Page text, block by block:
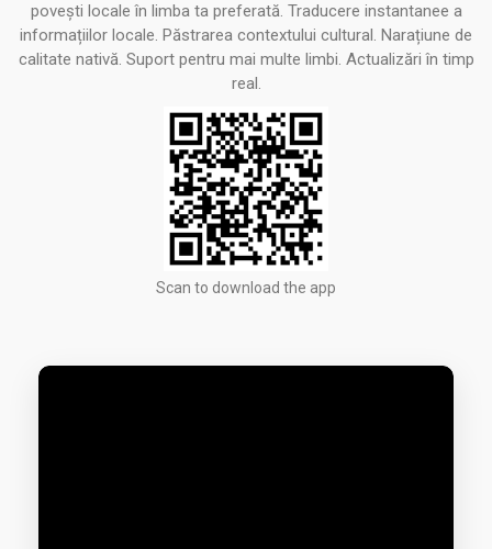
povești locale în limba ta preferată. Traducere instantanee a
informațiilor locale. Păstrarea contextului cultural. Narațiune de
calitate nativă. Suport pentru mai multe limbi. Actualizări în timp
real.
Scan to download the app